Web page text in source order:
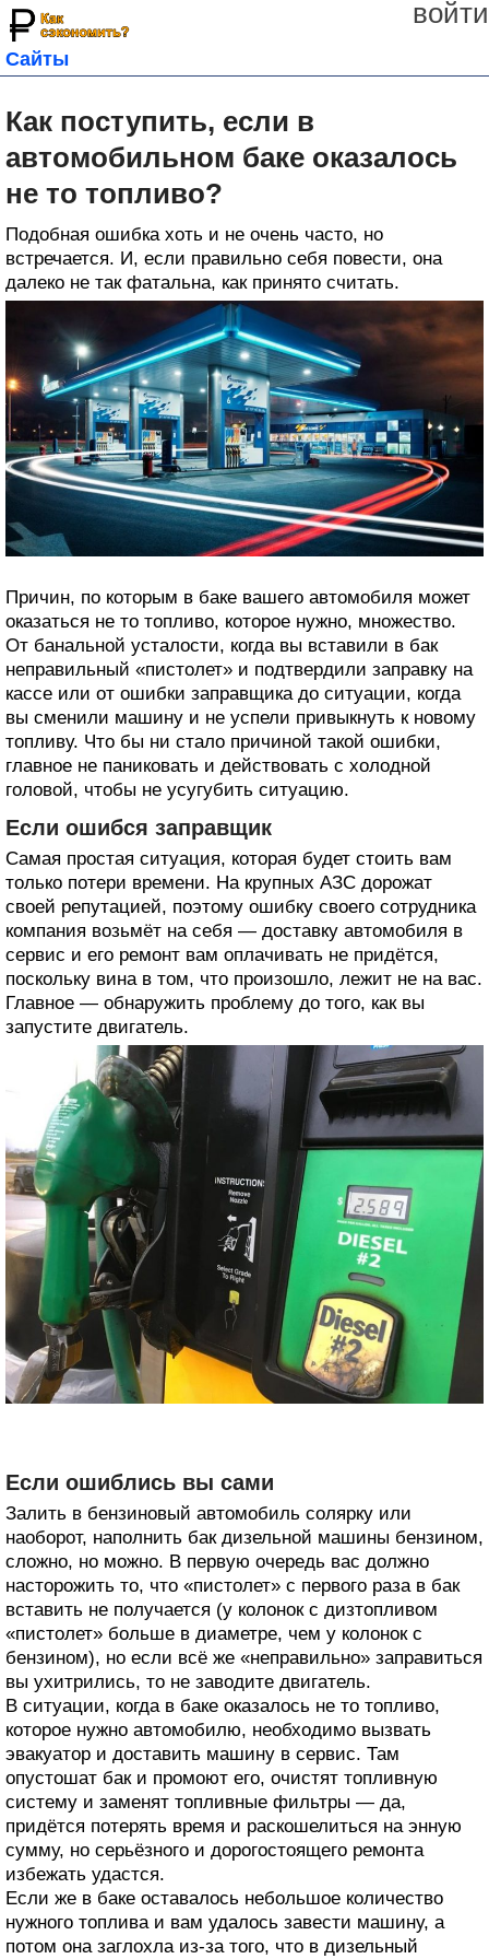
войти
Сайты
Как поступить, если в
автомобильном баке оказалось
не то топливо?
Подобная ошибка хоть и не очень часто, но
встречается. И, если правильно себя повести, она
далеко не так фатальна, как принято считать.
Причин, по которым в баке вашего автомобиля может
оказаться не то топливо, которое нужно, множество.
От банальной усталости, когда вы вставили в бак
неправильный «пистолет» и подтвердили заправку на
кассе или от ошибки заправщика до ситуации, когда
вы сменили машину и не успели привыкнуть к новому
топливу. Что бы ни стало причиной такой ошибки,
главное не паниковать и действовать с холодной
головой, чтобы не усугубить ситуацию.
Если ошибся заправщик
Самая простая ситуация, которая будет стоить вам
только потери времени. На крупных АЗС дорожат
своей репутацией, поэтому ошибку своего сотрудника
компания возьмёт на себя — доставку автомобиля в
сервис и его ремонт вам оплачивать не придётся,
поскольку вина в том, что произошло, лежит не на вас.
Главное — обнаружить проблему до того, как вы
запустите двигатель.
Если ошиблись вы сами
Залить в бензиновый автомобиль солярку или
наоборот, наполнить бак дизельной машины бензином,
сложно, но можно. В первую очередь вас должно
насторожить то, что «пистолет» с первого раза в бак
вставить не получается (у колонок с дизтопливом
«пистолет» больше в диаметре, чем у колонок с
бензином), но если всё же «неправильно» заправиться
вы ухитрились, то не заводите двигатель.
В ситуации, когда в баке оказалось не то топливо,
которое нужно автомобилю, необходимо вызвать
эвакуатор и доставить машину в сервис. Там
опустошат бак и промоют его, очистят топливную
систему и заменят топливные фильтры — да,
придётся потерять время и раскошелиться на энную
сумму, но серьёзного и дорогостоящего ремонта
избежать удастся.
Если же в баке оставалось небольшое количество
нужного топлива и вам удалось завести машину, а
потом она заглохла из-за того, что в дизельный